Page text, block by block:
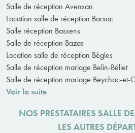
Salle de réception Avensan
Location salle de réception Barsac
Salle réception Bassens
Salle de réception Bazas
Location salle de réception Bègles
Salle de réception mariage Belin-Béliet
Salle de réception mariage Beychac-et-
Voir la suite
NOS PRESTATAIRES SALLE
LES AUTRES